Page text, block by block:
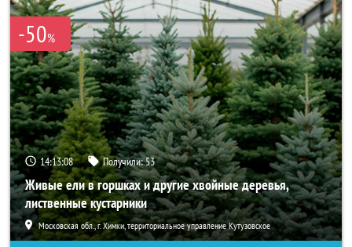
-50%
14:13:07 Получили:53
Живые ели в горшках и другие хвойные деревья,
лиственные кустарники
Московская обл., г. Химки, территориальное управление Кутузовское